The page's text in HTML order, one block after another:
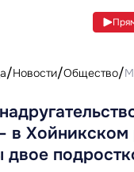
Новости Общество
в Хойникском